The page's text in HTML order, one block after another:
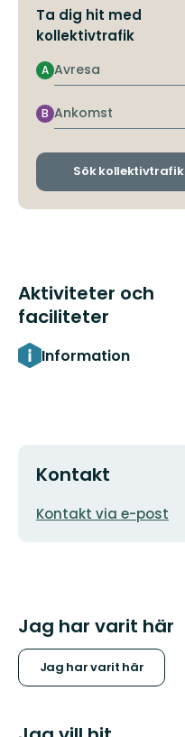
Ta dig hit med
kollektivtrafik
Avresa
A
Ankomst
B
Sök kollektivtrafik
Aktiviteter och
faciliteter
Information
Kontakt
E-
Kontakt via e-post
Jag har varit här
Jag har varit här